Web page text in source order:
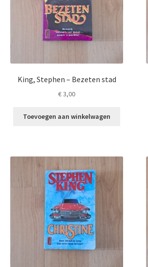
King, Stephen – Bezeten stad
€3,00
Toevoegen aan winkelwagen